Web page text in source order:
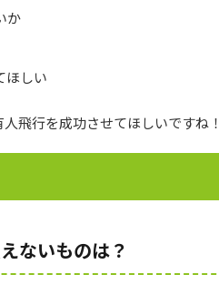
か
ほしい
飛行を成功させてほしいですね！
ないものは？